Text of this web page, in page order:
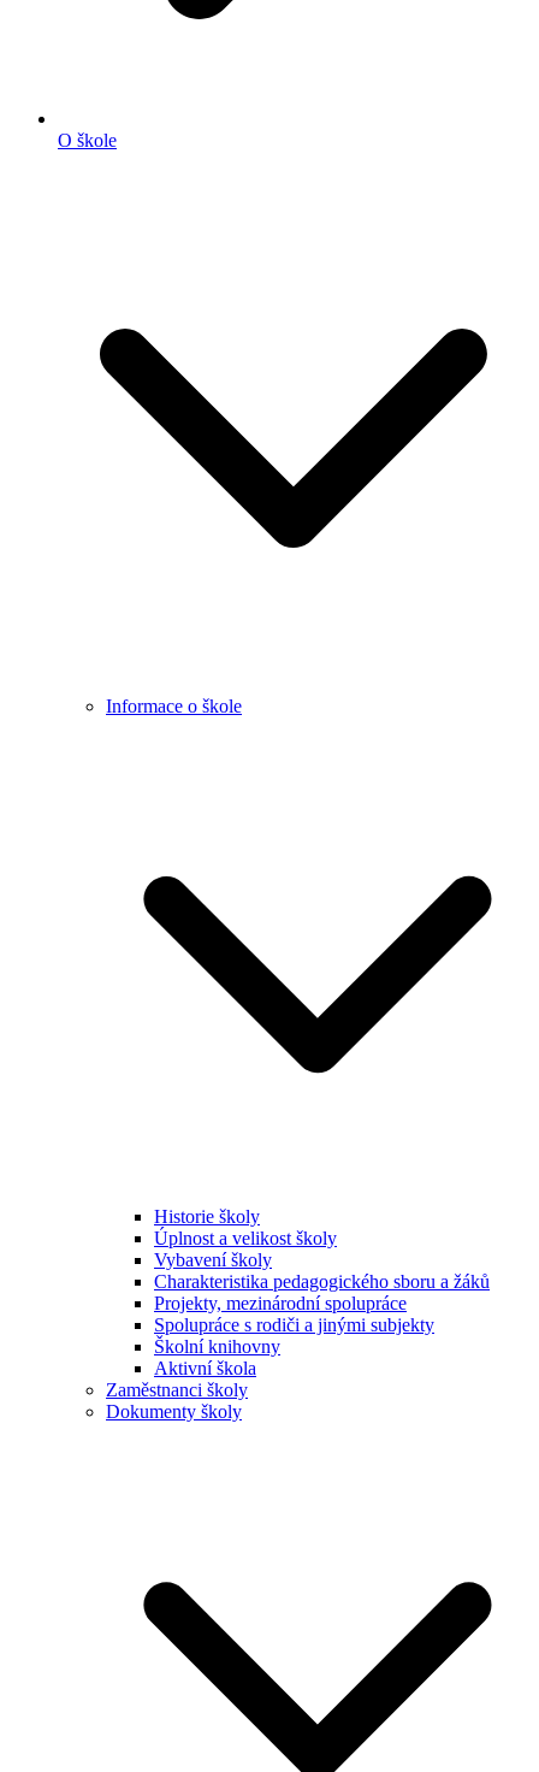
O škole
Informace o škole
Historie školy
Úplnost a velikost školy
Vybavení školy
Charakteristika pedagogického sboru a žáků
Projekty, mezinárodní spolupráce
Spolupráce s rodiči a jinými subjekty
Školní knihovny
Aktivní škola
Zaměstnanci školy
Dokumenty školy